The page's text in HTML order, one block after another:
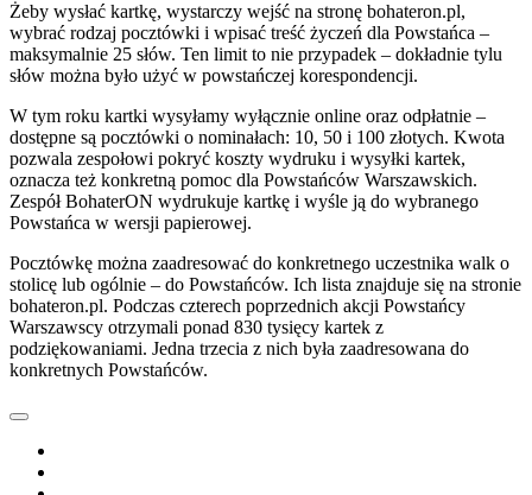
Żeby wysłać kartkę, wystarczy wejść na stronę bohateron.pl,
wybrać rodzaj pocztówki i wpisać treść życzeń dla Powstańca –
maksymalnie 25 słów. Ten limit to nie przypadek – dokładnie tylu
słów można było użyć w powstańczej korespondencji.
W tym roku kartki wysyłamy wyłącznie online oraz odpłatnie –
dostępne są pocztówki o nominałach: 10, 50 i 100 złotych. Kwota
pozwala zespołowi pokryć koszty wydruku i wysyłki kartek,
oznacza też konkretną pomoc dla Powstańców Warszawskich.
Zespół BohaterON wydrukuje kartkę i wyśle ją do wybranego
Powstańca w wersji papierowej.
Pocztówkę można zaadresować do konkretnego uczestnika walk o
stolicę lub ogólnie – do Powstańców. Ich lista znajduje się na stronie
bohateron.pl. Podczas czterech poprzednich akcji Powstańcy
Warszawscy otrzymali ponad 830 tysięcy kartek z
podziękowaniami. Jedna trzecia z nich była zaadresowana do
konkretnych Powstańców.